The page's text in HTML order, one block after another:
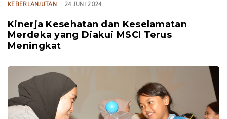
KEBERLANJUTAN 24 JUNI 2024
Kinerja Kesehatan dan Keselamatan
Merdeka yang Diakui MSCI Terus
Meningkat